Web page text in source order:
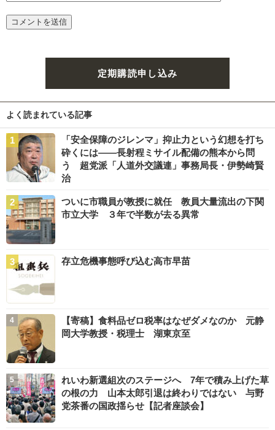
定期購読申し込み
よく読まれている記事
「安全保障のジレンマ」抑止力という幻想を打ち
砕くには――長射程ミサイル配備の熊本から問
う 超党派「人道外交議連」事務局長・伊勢崎賢
治
ついに市職員が教授に就任 教員大量流出の下関
市立大学 ３年で半数が去る異常
存立危機事態呼び込む高市早苗
【寄稿】食料品ゼロ税率はなぜダメなのか 元静
岡大学教授・税理士 湖東京至
れいわ新選組次のステージへ 7年で積み上げた草
の根の力 山本太郎引退は終わりではない 与野
党茶番の国政揺らせ【記者座談会】